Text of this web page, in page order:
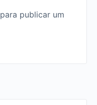
para publicar um